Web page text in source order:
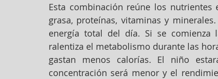
Esta combinación reúne los
grasa, proteínas, vitaminas y
energía total del día. Si se
ralentiza el metabolismo durante las
gastan menos calorías. El niño
concentración será menor y el